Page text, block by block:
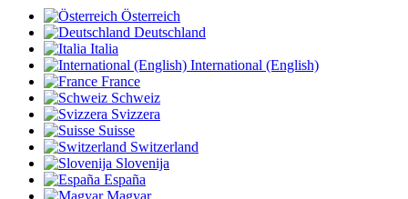
Österreich
Deutschland
Italia
International (English)
France
Schweiz
Svizzera
Suisse
Switzerland
Slovenija
España
Magyar